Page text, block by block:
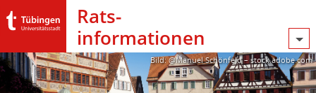
Rats­
informationen
Bild: @Manuel Schönfeld – stock.adobe.com